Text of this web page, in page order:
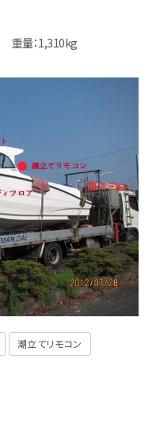
重量：1,310kg
潮立てリモコン